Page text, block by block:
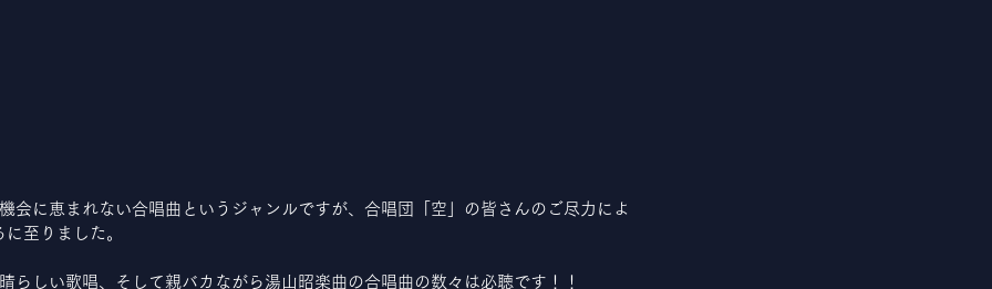
会に恵まれない合唱曲というジャンルですが、合唱団「空」の皆さんのご尽力によ
至りました。
らしい歌唱、そして親バカながら湯山昭楽曲の合唱曲の数々は必聴です！！